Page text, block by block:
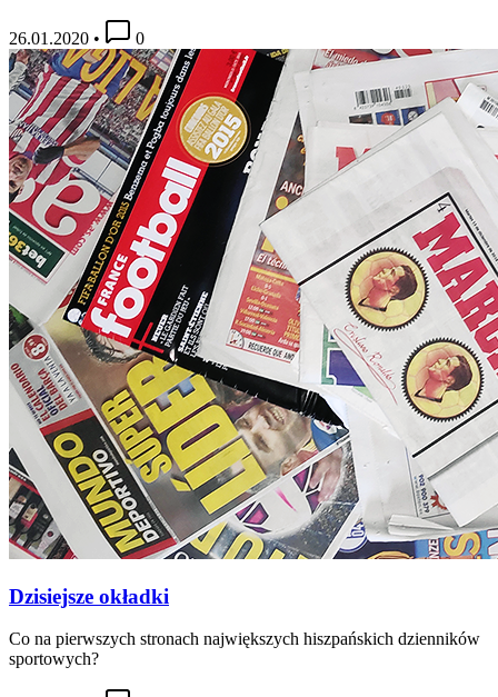
26.01.2020 • 0
Dzisiejsze okładki
Co na pierwszych stronach największych hiszpańskich dzienników
sportowych?